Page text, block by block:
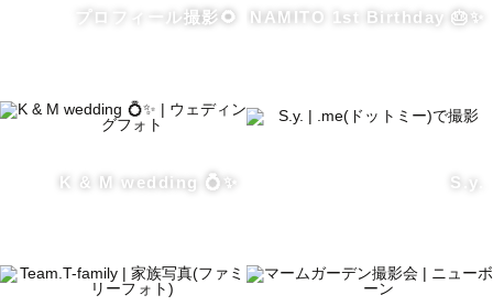
お気軽にご相談ください！
✿ カレンダーで×や△でも撮影可能な場合がございます。
✿ 完全不定休のため、平日・土日どちらも対応可能です。
✿ 神奈川、東京以外の撮影もお受け可能です！別途交通費
応可能です◎
プロフィール撮影🌻 NAMITO 1st Birthday 🎂✨
K & M wedding 💍✨ S.y.